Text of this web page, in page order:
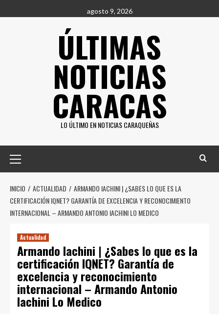
al
agosto 9, 2026
ÚLTIMAS
NOTICIAS
CARACAS
LO ÚLTIMO EN NOTICIAS CARAQUEÑAS
principal
INICIO ACTUALIDAD
ARMANDO IACHINI | ¿SABES LO QUE ES LA
CERTIFICACIÓN IQNET? GARANTÍA DE EXCELENCIA Y RECONOCIMIENTO
INTERNACIONAL – ARMANDO ANTONIO IACHINI LO MEDICO
Actualidad
Armando Iachini | ¿Sabes lo que es la
certificación IQNET? Garantía de
excelencia y reconocimiento
internacional – Armando Antonio
Iachini Lo Medico